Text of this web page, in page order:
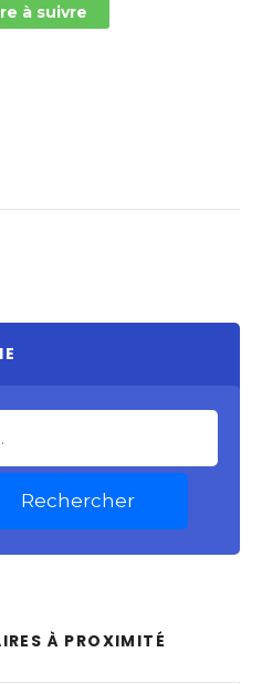
à suivre
Rechercher
À PROXIMITÉ